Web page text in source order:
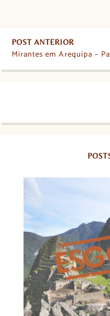
POST ANTERIOR
Mirantes em Arequipa –